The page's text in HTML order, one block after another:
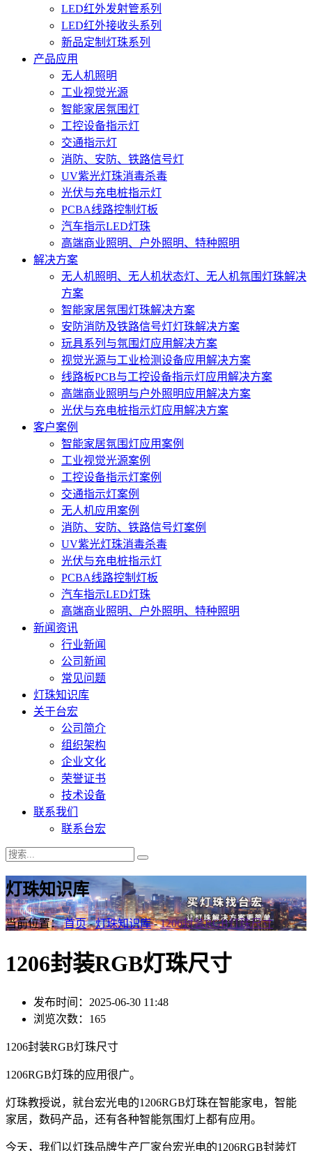
LED红外发射管系列
LED红外接收头系列
新品定制灯珠系列
产品应用
无人机照明
工业视觉光源
智能家居氛围灯
工控设备指示灯
交通指示灯
消防、安防、铁路信号灯
UV紫光灯珠消毒杀毒
光伏与充电桩指示灯
PCBA线路控制灯板
汽车指示LED灯珠
高端商业照明、户外照明、特种照明
解决方案
无人机照明、无人机状态灯、无人机氛围灯珠解决
方案
智能家居氛围灯珠解决方案
安防消防及铁路信号灯灯珠解决方案
玩具系列与氛围灯应用解决方案
视觉光源与工业检测设备应用解决方案
线路板PCB与工控设备指示灯应用解决方案
高端商业照明与户外照明应用解决方案
光伏与充电桩指示灯应用解决方案
客户案例
智能家居氛围灯应用案例
工业视觉光源案例
工控设备指示灯案例
交通指示灯案例
无人机应用案例
消防、安防、铁路信号灯案例
UV紫光灯珠消毒杀毒
光伏与充电桩指示灯
PCBA线路控制灯板
汽车指示LED灯珠
高端商业照明、户外照明、特种照明
新闻资讯
行业新闻
公司新闻
常见问题
灯珠知识库
关于台宏
公司简介
组织架构
企业文化
荣誉证书
技术设备
联系我们
联系台宏
灯珠知识库
当前位置：首页-灯珠知识库-1206封装RGB灯珠尺寸
1206封装RGB灯珠尺寸
发布时间：2025-06-30 11:48
浏览次数：165
1206封装RGB灯珠尺寸
1206RGB灯珠的应用很广。
灯珠教授说，就台宏光电的1206RGB灯珠在智能家电，智能
家居，数码产品，还有各种智能氛围灯上都有应用。
今天，我们以灯珠品牌生产厂家台宏光电的1206RGB封装灯